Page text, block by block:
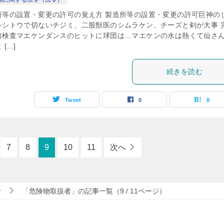
等の設置・変更の許可の覚え方 製造所等の設置・変更の許可巨神の
シトウで切ないチジミ、二股獣医のシムラケン、チーズと剣が大事
検査マエケンダンスのヒットに球団は…マエケンの水は熱くて仙さ
[…]
続きを読む
Tweet 0 0
7 8 9 10 11 次へ
「危険物取扱者」の記事一覧（9 / 11ページ）